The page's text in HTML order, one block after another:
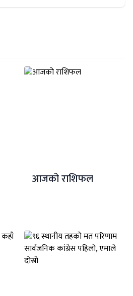
आजको राशिफल